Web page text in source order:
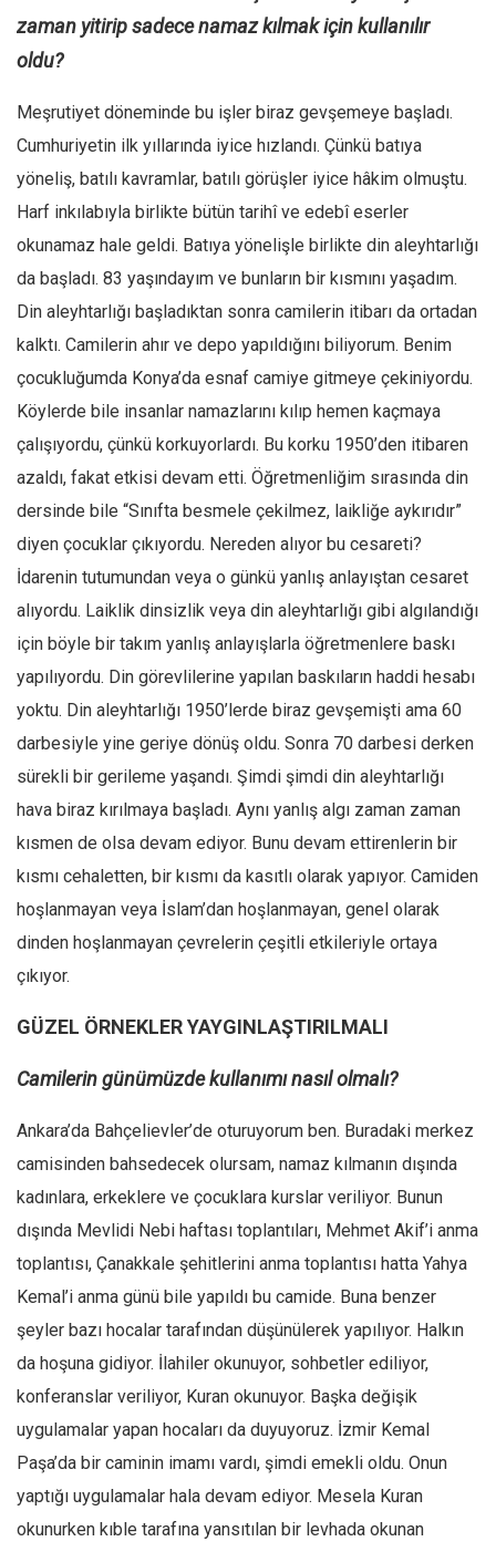
zaman yitirip sadece namaz kılmak için kullanılır
oldu?
Meşrutiyet döneminde bu işler biraz gevşemeye başladı.
Cumhuriyetin ilk yıllarında iyice hızlandı. Çünkü batıya
yöneliş, batılı kavramlar, batılı görüşler iyice hâkim olmuştu.
Harf inkılabıyla birlikte bütün tarihî ve edebî eserler
okunamaz hale geldi. Batıya yönelişle birlikte din aleyhtarlığı
da başladı. 83 yaşındayım ve bunların bir kısmını yaşadım.
Din aleyhtarlığı başladıktan sonra camilerin itibarı da ortadan
kalktı. Camilerin ahır ve depo yapıldığını biliyorum. Benim
çocukluğumda Konya’da esnaf camiye gitmeye çekiniyordu.
Köylerde bile insanlar namazlarını kılıp hemen kaçmaya
çalışıyordu, çünkü korkuyorlardı. Bu korku 1950’den itibaren
azaldı, fakat etkisi devam etti. Öğretmenliğim sırasında din
dersinde bile “Sınıfta besmele çekilmez, laikliğe aykırıdır”
diyen çocuklar çıkıyordu. Nereden alıyor bu cesareti?
İdarenin tutumundan veya o günkü yanlış anlayıştan cesaret
alıyordu. Laiklik dinsizlik veya din aleyhtarlığı gibi algılandığı
için böyle bir takım yanlış anlayışlarla öğretmenlere baskı
yapılıyordu. Din görevlilerine yapılan baskıların haddi hesabı
yoktu. Din aleyhtarlığı 1950’lerde biraz gevşemişti ama 60
darbesiyle yine geriye dönüş oldu. Sonra 70 darbesi derken
sürekli bir gerileme yaşandı. Şimdi şimdi din aleyhtarlığı
hava biraz kırılmaya başladı. Aynı yanlış algı zaman zaman
kısmen de olsa devam ediyor. Bunu devam ettirenlerin bir
kısmı cehaletten, bir kısmı da kasıtlı olarak yapıyor. Camiden
hoşlanmayan veya İslam’dan hoşlanmayan, genel olarak
dinden hoşlanmayan çevrelerin çeşitli etkileriyle ortaya
çıkıyor.
GÜZEL ÖRNEKLER YAYGINLAŞTIRILMALI
Camilerin günümüzde kullanımı nasıl olmalı?
Ankara’da Bahçelievler’de oturuyorum ben. Buradaki merkez
camisinden bahsedecek olursam, namaz kılmanın dışında
kadınlara, erkeklere ve çocuklara kurslar veriliyor. Bunun
dışında Mevlidi Nebi haftası toplantıları, Mehmet Akif’i anma
toplantısı, Çanakkale şehitlerini anma toplantısı hatta Yahya
Kemal’i anma günü bile yapıldı bu camide. Buna benzer
şeyler bazı hocalar tarafından düşünülerek yapılıyor. Halkın
da hoşuna gidiyor. İlahiler okunuyor, sohbetler ediliyor,
konferanslar veriliyor, Kuran okunuyor. Başka değişik
uygulamalar yapan hocaları da duyuyoruz. İzmir Kemal
Paşa’da bir caminin imamı vardı, şimdi emekli oldu. Onun
yaptığı uygulamalar hala devam ediyor. Mesela Kuran
okunurken kıble tarafına yansıtılan bir levhada okunan